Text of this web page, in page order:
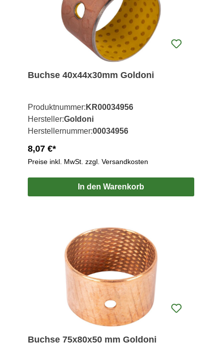
Buchse 40x44x30mm Goldoni
Produktnummer: KR00034956
Hersteller:Goldoni
Herstellernummer:00034956
8,07 €*
Preise inkl. MwSt. zzgl. Versandkosten
In den Warenkorb
Buchse 75x80x50 mm Goldoni